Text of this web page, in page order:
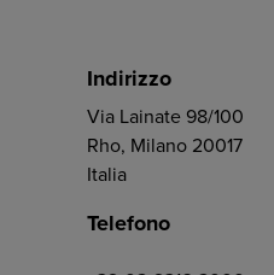
Indirizzo
Via Lainate 98/100
Rho, Milano 20017
Italia
Telefono